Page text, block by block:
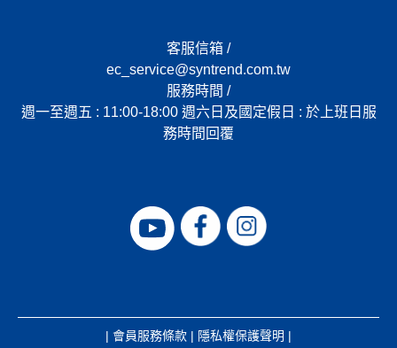
客服信箱 /
ec_service@syntrend.com.tw
服務時間 /
週一至週五 : 11:00-18:00 週六日及國定假日 : 於上班日服
務時間回覆
| 會員服務條款 | 隱私權保護聲明 |